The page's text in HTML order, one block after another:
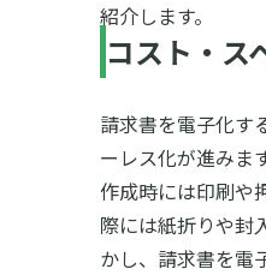
紹介します。
コスト・ス
請求書を電子化す
ーレス化が進みま
作成時には印刷や
際には紙折りや封
かし、請求書を電